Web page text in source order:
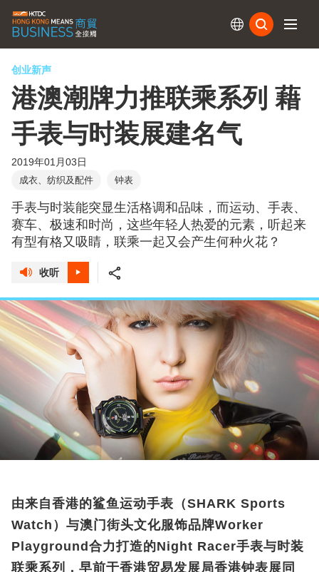
创业新声
港澳潮牌力推联乘系列 藉
手表与时装展建名气
2019年01月03日
成衣、纺织及配件 钟表
手表与时装能突显生活格调和品味，而运动、手表、
赛车、极速和时尚，这些年轻人热爱的元素，听起来
有型有格又吸睛，联乘一起又会产生何种火花？
收听
由来自香港的鲨鱼运动手表（SHARK Sports
Watch）与澳门街头文化服饰品牌Worker
Playground合力打造的Night Racer手表与时装
联乘系列，早前于香港贸易发展局香港钟表展同